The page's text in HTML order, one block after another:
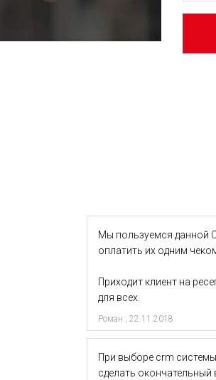
Роман , 22.11.2018
Мы пользуемся данной
оплатить их одним
Приходит клиент на
для всех.
При выборе crm
сделать